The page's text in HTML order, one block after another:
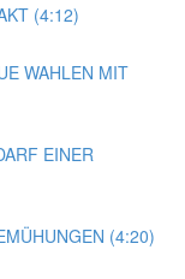
(4:12)
WAHLEN MIT
EINER
(4:20)